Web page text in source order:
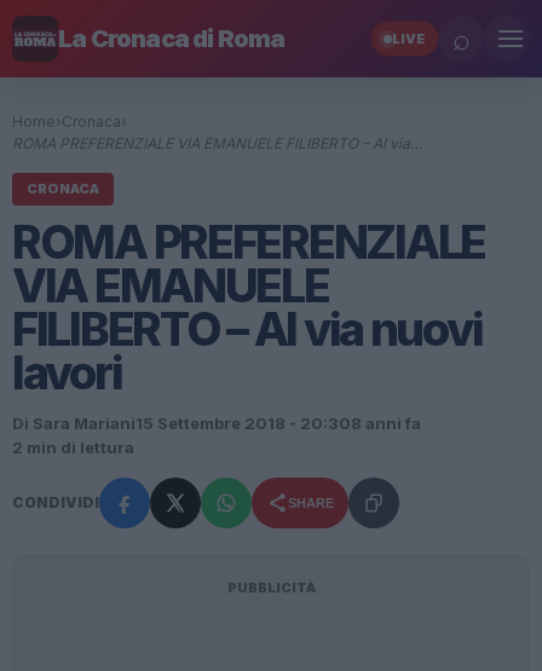
La Cronaca di Roma LIVE ⌕
Home› Cronaca›
ROMA PREFERENZIALE VIA EMANUELE FILIBERTO – Al via…
CRONACA
ROMA PREFERENZIALE
VIA EMANUELE
FILIBERTO – Al via nuovi
lavori
Di Sara Mariani15 Settembre 2018 - 20:308 anni fa
2 min di lettura
CONDIVIDI SHARE
PUBBLICITÀ